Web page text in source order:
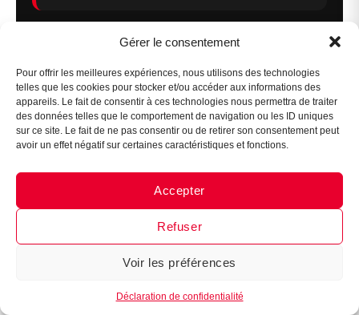
Gérer le consentement
Pour offrir les meilleures expériences, nous utilisons des technologies
telles que les cookies pour stocker et/ou accéder aux informations des
appareils. Le fait de consentir à ces technologies nous permettra de traiter
des données telles que le comportement de navigation ou les ID uniques
sur ce site. Le fait de ne pas consentir ou de retirer son consentement peut
avoir un effet négatif sur certaines caractéristiques et fonctions.
Accepter
Refuser
Voir les préférences
Déclaration de confidentialité
Messenger · Instagram
🗓️ Calendrier etdélaisà
Sept. – Déc.
Dépôt des dossiers municipaux
Les collectivités locales ouvrent généralement